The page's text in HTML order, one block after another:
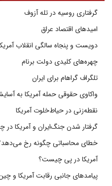
گرفتاری روسیه در تله آزوف
امیدهای اقتصاد عراق
دویست و پنجاه سالگی انقلاب
چهره‌های کلیدی دولت برنام
تلگراف گراهام برای ایران
واکاوی حقوقی حمله آمریکا به
نقطه‌زنی در حیاط‌خلوت آمریکا
گرفتار شدن جنگ‌ایران و آمریکا
خطای محاسباتی چگونه رخ
آمریکا در پی چیست؟
پیامدهای جانبی رقابت آمریکا و